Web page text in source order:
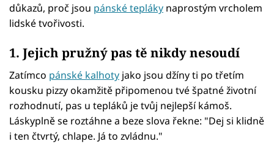
důkazů, proč jsou pánské tepláky naprostým vrcholem
lidské tvořivosti.
1. Jejich pružný pas tě nikdy nesoudí
Zatímco pánské kalhoty jako jsou džíny ti po třetím
kousku pizzy okamžitě připomenou tvé špatné životní
rozhodnutí, pas u tepláků je tvůj nejlepší kámoš.
Láskyplně se roztáhne a beze slova řekne: "Dej si klidně
i ten čtvrtý, chlape. Já to zvládnu."